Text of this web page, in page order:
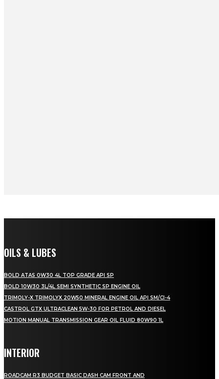
OILS & LUBES
BOLD ATAS 0W30 4L TOP GRADE API SP
BOLD 10W30 3L/4L SEMI SYNTHETIC SP ENGINE OIL
TRIMOLY-X TRIMOLYX 20W50 MINERAL ENGINE OIL API SM/CI-4
CASTROL GTX ULTRACLEAN 5W-30 FOR PETROL AND DIESEL
MOTION MANUAL TRANSMISSION GEAR OIL FLUID 80W90 1L
INTERIOR
ROADCAM R3 BUDGET BASIC DASH CAM FRONT AND